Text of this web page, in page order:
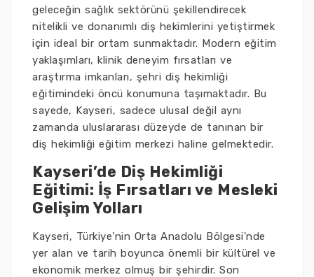
geleceğin sağlık sektörünü şekillendirecek
nitelikli ve donanımlı diş hekimlerini yetiştirmek
için ideal bir ortam sunmaktadır. Modern eğitim
yaklaşımları, klinik deneyim fırsatları ve
araştırma imkanları, şehri diş hekimliği
eğitimindeki öncü konumuna taşımaktadır. Bu
sayede, Kayseri, sadece ulusal değil aynı
zamanda uluslararası düzeyde de tanınan bir
diş hekimliği eğitim merkezi haline gelmektedir.
Kayseri’de Diş Hekimliği
Eğitimi: İş Fırsatları ve Mesleki
Gelişim Yolları
Kayseri, Türkiye'nin Orta Anadolu Bölgesi'nde
yer alan ve tarih boyunca önemli bir kültürel ve
ekonomik merkez olmuş bir şehirdir. Son